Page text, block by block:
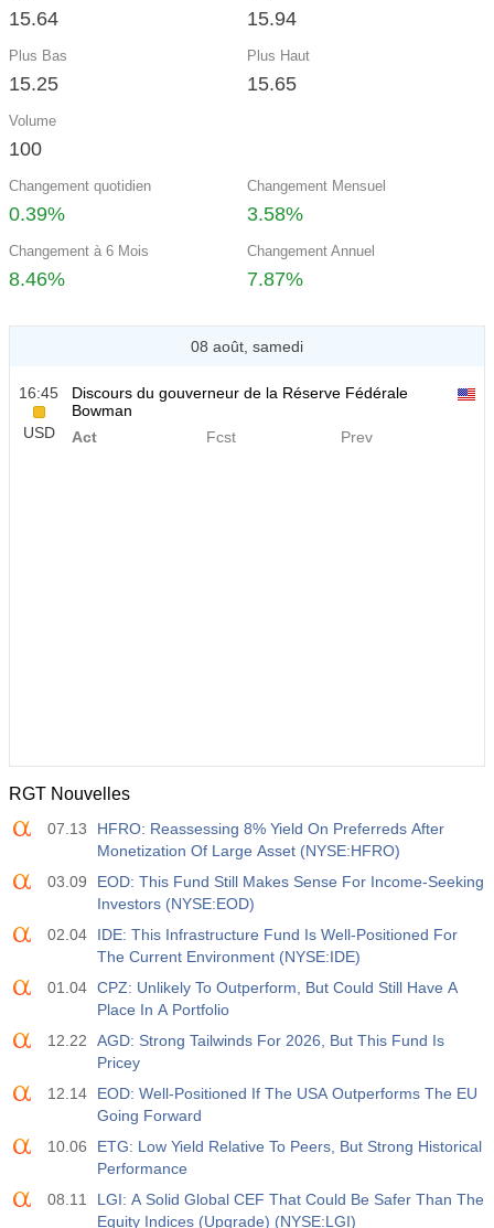
15.64 15.94
Plus Bas
15.25
Plus Haut
15.65
Volume
100
Changement quotidien
0.39%
Changement Mensuel
3.58%
Changement à 6 Mois
8.46%
Changement Annuel
7.87%
08 août, samedi
16:45
USD
Discours du gouverneur de la Réserve Fédérale
Bowman
Act
Fcst Prev
RGT Nouvelles
07.13
HFRO: Reassessing 8% Yield On Preferreds After
Monetization Of Large Asset (NYSE:HFRO)
03.09
EOD: This Fund Still Makes Sense For Income-Seeking
Investors (NYSE:EOD)
02.04
IDE: This Infrastructure Fund Is Well-Positioned For
The Current Environment (NYSE:IDE)
01.04 CPZ: Unlikely To Outperform, But Could Still Have A
Place In A Portfolio
12.22
AGD: Strong Tailwinds For 2026, But This Fund Is
Pricey
12.14
EOD: Well-Positioned If The USA Outperforms The EU
Going Forward
10.06
ETG: Low Yield Relative To Peers, But Strong Historical
Performance
08.11
LGI: A Solid Global CEF That Could Be Safer Than The
Equity Indices (Upgrade) (NYSE:LGI)